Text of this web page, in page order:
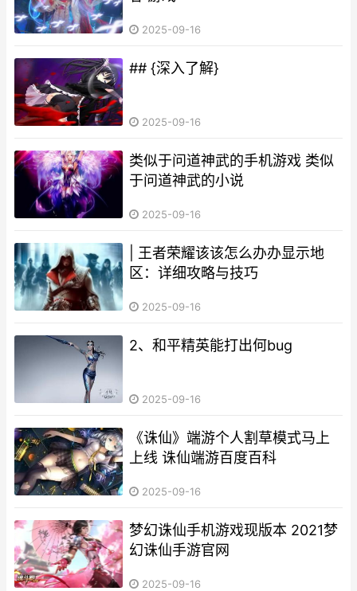
2025-09-16
## {深入了解}
2025-09-16
类似于问道神武的手机游戏 类似
于问道神武的小说
2025-09-16
| 王者荣耀该该怎么办办显示地
区：详细攻略与技巧
2025-09-16
2、和平精英能打出何bug
2025-09-16
《诛仙》端游个人割草模式马上
上线 诛仙端游百度百科
2025-09-16
梦幻诛仙手机游戏现版本 2021梦
幻诛仙手游官网
2025-09-16